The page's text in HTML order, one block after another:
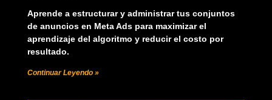
Aprende a estructurar y administrar tus conjuntos
de anuncios en Meta Ads para maximizar el
aprendizaje del algoritmo y reducir el costo por
resultado.
Continuar Leyendo »